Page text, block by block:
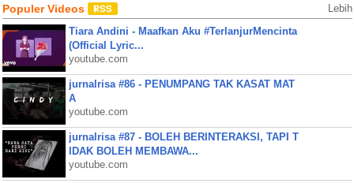
Populer Videos Lebih
Tiara Andini - Maafkan Aku #TerlanjurMencinta
(Official Lyric...
youtube.com
jurnalrisa #86 - PENUMPANG TAK KASAT MAT
A
youtube.com
jurnalrisa #87 - BOLEH BERINTERAKSI, TAPI T
IDAK BOLEH MEMBAWA...
youtube.com